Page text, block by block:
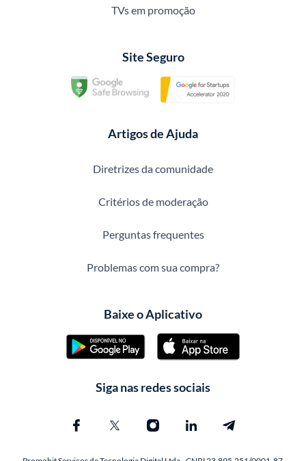
TVs em promoção
Site Seguro
Artigos de Ajuda
Diretrizes da comunidade
Critérios de moderação
Perguntas frequentes
Problemas com sua compra?
Baixe o Aplicativo
Siga nas redes sociais